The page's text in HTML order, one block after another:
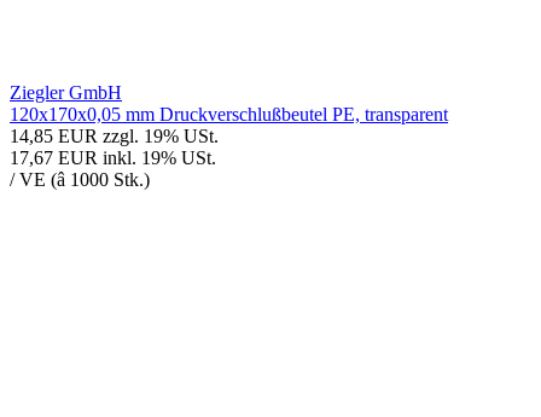
Ziegler GmbH
120x170x0,05 mm Druckverschlußbeutel PE, transparent
14,85 EUR zzgl. 19% USt.
17,67 EUR inkl. 19% USt.
/ VE (â 1000 Stk.)